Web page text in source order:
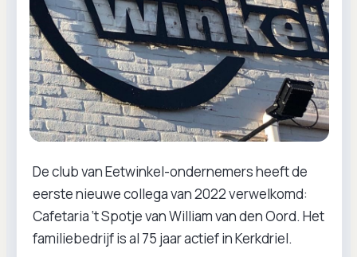
De club van Eetwinkel-ondernemers heeft de
eerste nieuwe collega van 2022 verwelkomd:
Cafetaria ‘t Spotje van William van den Oord. Het
familiebedrijf is al 75 jaar actief in Kerkdriel.